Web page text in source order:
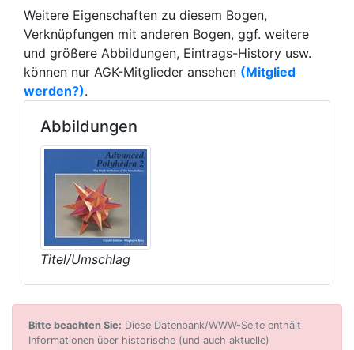
Weitere Eigenschaften zu diesem Bogen,
Verknüpfungen mit anderen Bogen, ggf. weitere
und größere Abbildungen, Eintrags-History usw.
können nur AGK-Mitglieder ansehen (Mitglied
werden?).
Abbildungen
Titel/Umschlag
Bitte beachten Sie: Diese Datenbank/WWW-Seite enthält
Informationen über historische (und auch aktuelle)